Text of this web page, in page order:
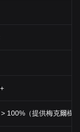
買、交易和銷售。此
提供更多方式賺取獎勵
決定？
展左右。
產生了重大影響。加密
價格也會根據加密貨幣
100%（提供梅克爾樹